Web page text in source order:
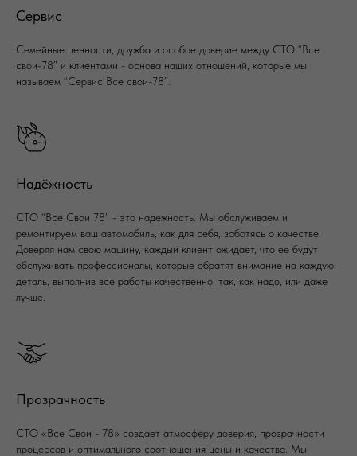
Сервис
Семейные ценности, дружба и особое доверие между СТО “Все
свои-78” и клиентами - основа наших отношений, которые мы
называем “Сервис Все свои-78”.
Надёжность
СТО “Все Свои 78” - это надежность. Мы обслуживаем и
ремонтируем ваш автомобиль, как для себя, заботясь о качестве.
Доверяя нам свою машину, каждый клиент ожидает, что ее будут
обслуживать профессионалы, которые обратят внимание на каждую
деталь, выполнив все работы качественно, так, как надо, или даже
лучше.
Прозрачность
СТО «Все Свои - 78» создает атмосферу доверия, прозрачности
процессов и оптимального соотношения цены и качества. Мы